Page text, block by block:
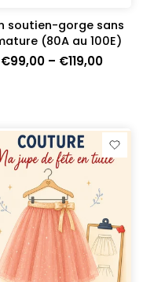
soutien-gorge sans
(80A au 100E)
€99,00 – €119,00